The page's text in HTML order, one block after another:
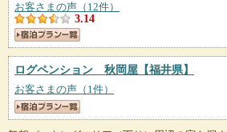
お客さまの声（12件）
3.14
ログペンション 秋岡屋 【福井県】
お客さまの声（1件）